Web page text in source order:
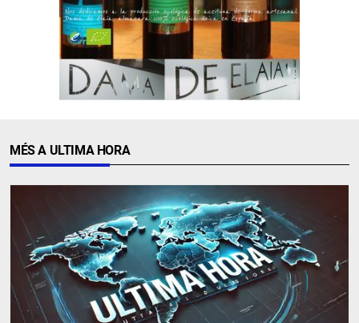
MÉS A ULTIMA HORA